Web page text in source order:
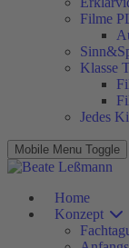
Filme
Klasse
Jedes
Mobile Menu Toggle
Home
Konzept